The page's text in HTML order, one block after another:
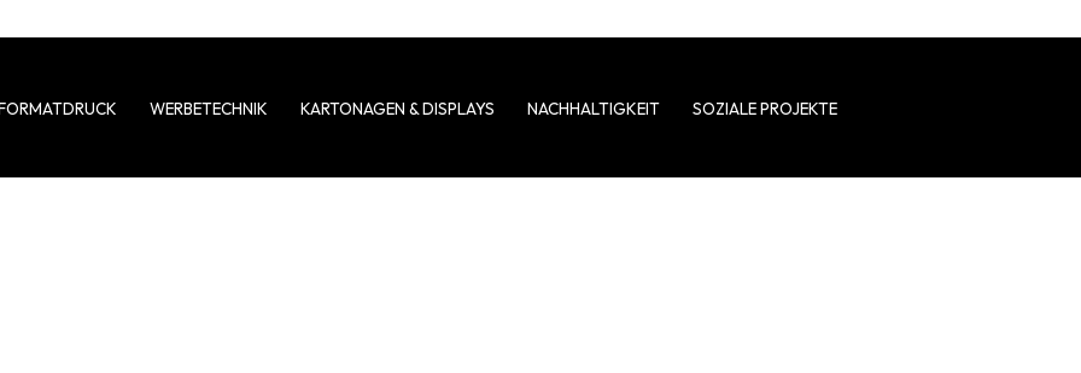
WERBETECHNIK KARTONAGEN & DISPLAYS NACHHALTIGKEIT SOZIALE PROJEKTE